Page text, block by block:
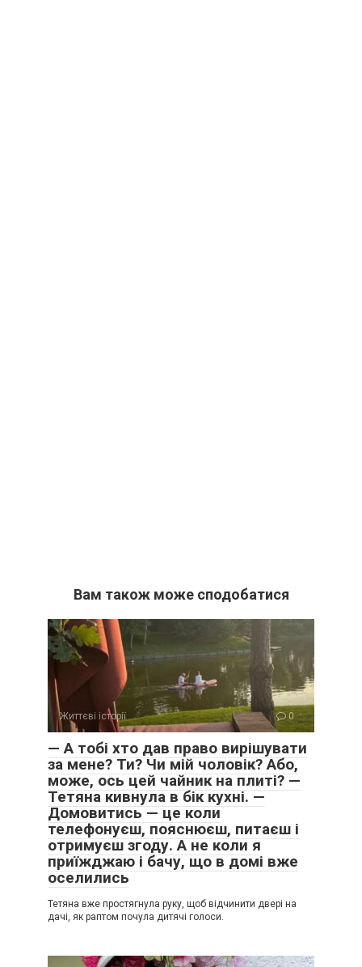
Вам також може сподобатися
Життєві історії 0
— А тобі хто дав право вирішувати
за мене? Ти? Чи мій чоловік? Або,
може, ось цей чайник на плиті? —
Тетяна кивнула в бік кухні. —
Домовитись — це коли
телефонуєш, пояснюєш, питаєш і
отримуєш згоду. А не коли я
приїжджаю і бачу, що в домі вже
оселились
Тетяна вже простягнула руку, щоб відчинити двері на
дачі, як раптом почула дитячі голоси.